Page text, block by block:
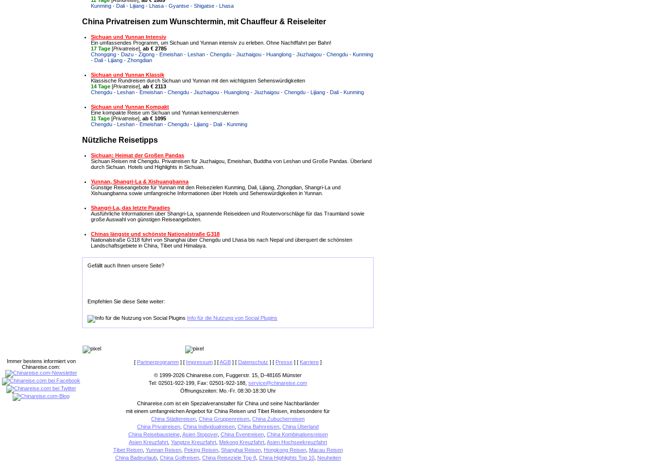
Kunming - Dali - Lijiang - Lhasa - Gyantse - Shigatse - Lhasa
China Privatreisen zum Wunschtermin, mit Chauffeur & Reiseleiter
Sichuan und Yunnan Intensiv
Ein umfassendes Programm, um Sichuan und Yunnan intensiv zu erleben. Ohne Nachtffahrt per Bahn!
17 Tage [Privatreise], ab € 2785
Chongqing - Dazu - Zigong - Emeishan - Leshan - Chengdu - Jiuzhaigou - Huanglong - Jiuzhaigou - Chengdu - Kunming
- Dali - Lijiang - Zhongdian
Sichuan und Yunnan Klassik
Klassische Rundreisen durch Sichuan und Yunnan mit den wichtigsten Sehenswürdigkeiten
14 Tage [Privatreise], ab € 2113
Chengdu - Leshan - Emeishan - Chengdu - Jiuzhaigou - Huanglong - Jiuzhaigou - Chengdu - Lijiang - Dali - Kunming
Sichuan und Yunnan Kompakt
Eine kompakte Reise um Sichuan und Yunnan kennenzulernen
11 Tage [Privatreise], ab € 1095
Chengdu - Leshan - Emeishan - Chengdu - Lijiang - Dali - Kunming
Nützliche Reisetipps
Sichuan: Heimat der Großen Pandas
Sichuan Reisen mit Chengdu. Privatreisen für Jiuzhaigou, Emeishan, Buddha von Leshan und Große Pandas. Überland
durch Sichuan. Hotels und Highlights in Sichuan.
Yunnan, Shangri-La & Xishuangbanna
Günstige Reiseangebote für Yunnan mit den Reisezielen Kunming, Dali, Lijiang, Zhongdian, Shangri-La und
Xishuangbanna sowie umfangreiche Informationen über Hotels und Sehenswürdigkeiten in Yunnan.
Shangri-La, das letzte Paradies
Ausführliche Informationen über Shangri-La, spannende Reiseideen und Routenvorschläge für das Traumland sowie
große Auswahl von günstigen Reiseangeboten.
Chinas längste und schönste Nationalstraße G318
Nationalstraße G318 führt von Shanghai über Chengdu und Lhasa bis nach Nepal und überquert die schönsten
Landschaftsgebiete in China, Tibet und Himalaya.
Gefällt auch Ihnen unsere Seite?
Empfehlen Sie diese Seite weiter:
Info für die Nutzung von Social Plugins
[ Partnerprogramm ] [ Impressum ] [AGB ] [ Datenschutz ] [ Presse ] [ Karriere ]
© 1999-2026 Chinareise.com, Fuggerstr. 15, D-48165 Münster
Tel: 02501-922-199, Fax: 02501-922-188, service@chinareise.com
Öffnungszeiten: Mo.-Fr. 08:30-18:30 Uhr
Chinareise.com ist ein Spezialveranstalter für China und seine Nachbarländer
mit einem umfangreichen Angebot für China Reisen und Tibet Reisen, insbesondere für
China Städtereisen China Gruppenreisen China Zubucherreisen
China Privatreisen China Individualreisen China Bahnreisen China Überland
China Reisebausteine, Asien Stopover, China Eventreisen, China Kombinationsreisen
Asien Kreuzfahrt Yangtze Kreuzfahrt Mekong Kreuzfahrt Asien Hochseekreuzfahrt
Tibet Reisen, Yunnan Reisen, Peking Reisen, Shanghai Reisen, Hongkong Reisen, Macau Reisen
China Badeurlaub, China Golfreisen, China Reiseziele Top 8, China Highlights Top 10, Neuheiten
Immer bestens informiert von
Chinareise.com: